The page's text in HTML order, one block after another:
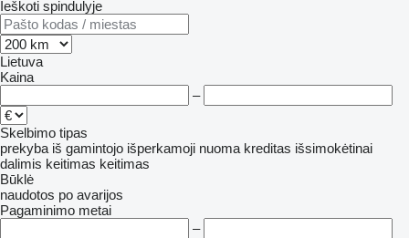
Ieškoti spindulyje
Lietuva
Kaina
–
Skelbimo tipas
prekyba iš gamintojo išperkamoji nuoma kreditas išsimokėtinai
dalimis keitimas keitimas
Būklė
naudotos po avarijos
Pagaminimo metai
–